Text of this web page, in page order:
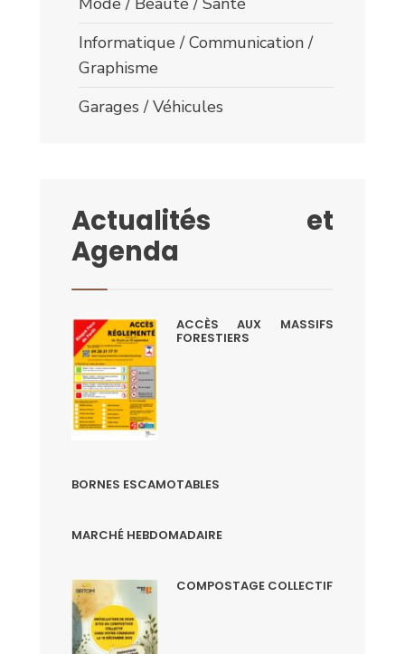
Informatique / Communication /
Graphisme
Garages / Véhicules
Actualités et
Agenda
ACCÈS AUX MASSIFS
FORESTIERS
BORNES ESCAMOTABLES
MARCHÉ HEBDOMADAIRE
COMPOSTAGE COLLECTIF